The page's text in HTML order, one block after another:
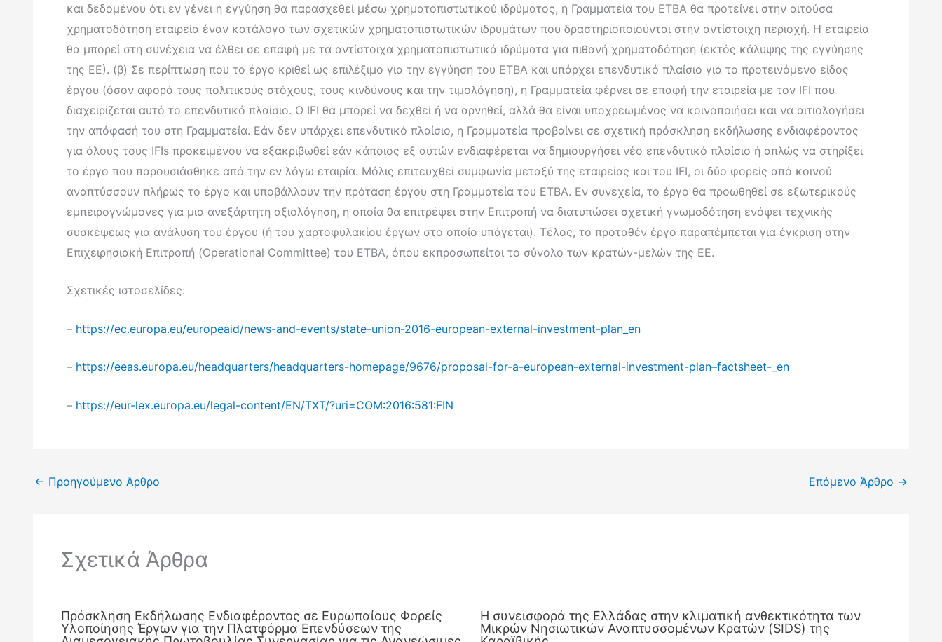
και δεδομένου ότι εν γένει η εγγύηση θα παρασχεθεί μέσω χρηματοπιστωτικού ιδρύματος, η Γραμματεία του ΕΤΒΑ θα προτείνει στην αιτούσα
χρηματοδότηση εταιρεία έναν κατάλογο των σχετικών χρηματοπιστωτικών ιδρυμάτων που δραστηριοποιούνται στην αντίστοιχη περιοχή. Η εταιρεία
θα μπορεί στη συνέχεια να έλθει σε επαφή με τα αντίστοιχα χρηματοπιστωτικά ιδρύματα για πιθανή χρηματοδότηση (εκτός κάλυψης της εγγύησης
της ΕΕ). (β) Σε περίπτωση που το έργο κριθεί ως επιλέξιμο για την εγγύηση του ΕΤΒΑ και υπάρχει επενδυτικό πλαίσιο για το προτεινόμενο είδος
έργου (όσον αφορά τους πολιτικούς στόχους, τους κινδύνους και την τιμολόγηση), η Γραμματεία φέρνει σε επαφή την εταιρεία με τον IFI που
διαχειρίζεται αυτό το επενδυτικό πλαίσιο. Ο IFI θα μπορεί να δεχθεί ή να αρνηθεί, αλλά θα είναι υποχρεωμένος να κοινοποιήσει και να αιτιολογήσει
την απόφασή του στη Γραμματεία. Εάν δεν υπάρχει επενδυτικό πλαίσιο, η Γραμματεία προβαίνει σε σχετική πρόσκληση εκδήλωσης ενδιαφέροντος
για όλους τους IFIs προκειμένου να εξακριβωθεί εάν κάποιος εξ αυτών ενδιαφέρεται να δημιουργήσει νέο επενδυτικό πλαίσιο ή απλώς να στηρίξει
το έργο που παρουσιάσθηκε από την εν λόγω εταιρία. Μόλις επιτευχθεί συμφωνία μεταξύ της εταιρείας και του IFI, οι δύο φορείς από κοινού
αναπτύσσουν πλήρως το έργο και υποβάλλουν την πρόταση έργου στη Γραμματεία του ΕΤΒΑ. Εν συνεχεία, το έργο θα προωθηθεί σε εξωτερικούς
εμπειρογνώμονες για μια ανεξάρτητη αξιολόγηση, η οποία θα επιτρέψει στην Επιτροπή να διατυπώσει σχετική γνωμοδότηση ενόψει τεχνικής
συσκέψεως για ανάλυση του έργου (ή του χαρτοφυλακίου έργων στο οποίο υπάγεται). Τέλος, το προταθέν έργο παραπέμπεται για έγκριση στην
Επιχειρησιακή Επιτροπή (Operational Committee) του ΕΤΒΑ, όπου εκπροσωπείται το σύνολο των κρατών-μελών της ΕΕ.
Σχετικές ιστοσελίδες:
– https://ec.europa.eu/europeaid/news-and-events/state-union-2016-european-external-investment-plan_en
– https://eeas.europa.eu/headquarters/headquarters-homepage/9676/proposal-for-a-european-external-investment-plan–factsheet-_en
– https://eur-lex.europa.eu/legal-content/EN/TXT/?uri=COM:2016:581:FIN
← Προηγούμενο Άρθρο Επόμενο Άρθρο →
Σχετικά Άρθρα
Πρόσκληση Εκδήλωσης Ενδιαφέροντος σε Ευρωπαίους Φορείς
Υλοποίησης Έργων για την Πλατφόρμα Επενδύσεων της
Η συνεισφορά της Ελλάδας στην κλιματική ανθεκτικότητα των
Μικρών Νησιωτικών Αναπτυσσομένων Κρατών (SIDS) της